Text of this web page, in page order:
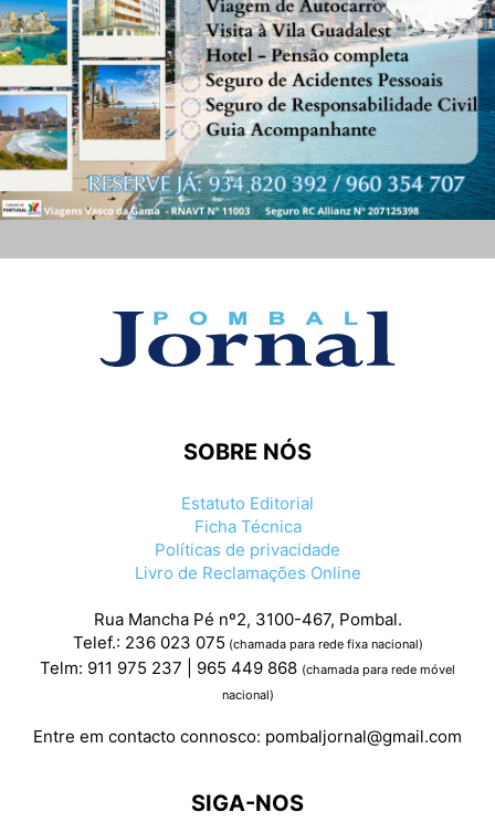
SOBRE NÓS
Estatuto Editorial
Ficha Técnica
Políticas de privacidade
Livro de Reclamações Online
Rua Mancha Pé nº2, 3100-467, Pombal.
Telef.: 236 023 075 (chamada para rede fixa nacional)
Telm: 911 975 237 | 965 449 868 (chamada para rede móvel
nacional)
Entre em contacto connosco: pombaljornal@gmail.com
SIGA-NOS